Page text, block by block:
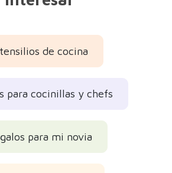
de regalo para...